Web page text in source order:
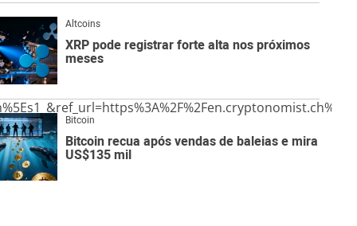
Altcoins
XRP pode registrar forte alta nos próximos
meses
Bitcoin
Bitcoin recua após vendas de baleias e mira
US$135 mil